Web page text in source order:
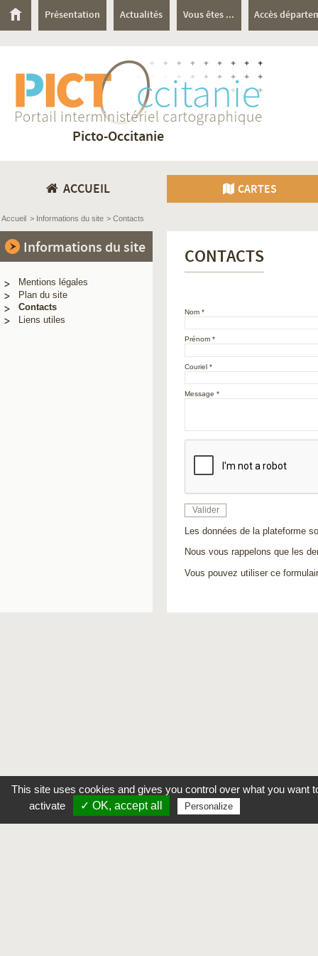
Présentation Actualités Vous êtes ... Accès
Picto-Occitanie
ACCUEIL CARTES
Accueil > Informations du site > Contacts
Informations du site
Mentions légales
Plan du site
Contacts
Liens utiles
CONTACTS
Nom *
Prénom *
Couriel *
Message *
Valider
Les données de la plateforme
Nous vous rappelons que les
Vous pouvez utiliser ce
This site uses cookies and gives you control over what you want
activate
✓ OK, accept all Personalize